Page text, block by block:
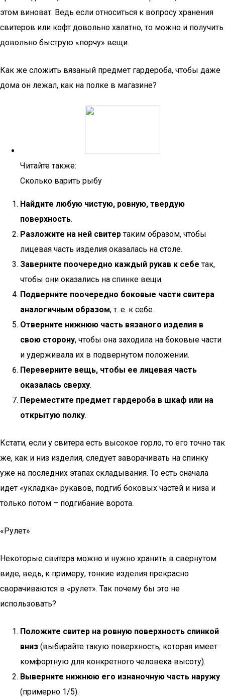
этом виноват. Ведь если относиться к вопросу хранения
свитеров или кофт довольно халатно, то можно и получить
довольно быструю «порчу» вещи.
Как же сложить вязаный предмет гардероба, чтобы даже
дома он лежал, как на полке в магазине?
Читайте также:
Сколько варить рыбу
Найдите любую чистую, ровную, твердую
поверхность.
Разложите на ней свитертаким образом, чтобы
лицевая часть изделия оказалась на столе.
Заверните поочередно каждый рукав к себе так,
чтобы они оказались на спинке вещи.
Подверните поочередно боковые части свитера
аналогичным образом, т. е. к себе.
Отверните нижнюю часть вязаного изделия в
свою сторону, чтобы она заходила на боковые части
и удерживала их в подвернутом положении.
Переверните вещь, чтобы ее лицевая часть
оказалась сверху.
Переместите предмет гардероба в шкаф или на
открытую полку.
Кстати, если у свитера есть высокое горло, то его точно так
же, как и низ изделия, следует заворачивать на спинку
уже на последних этапах складывания. То есть сначала
идет «укладка» рукавов, подгиб боковых частей и низа и
только потом – подгибание ворота.
«Рулет»
Некоторые свитера можно и нужно хранить в свернутом
виде, ведь, к примеру, тонкие изделия прекрасно
сворачиваются в «рулет». Так почему бы это не
использовать?
Положите свитер на ровную поверхность спинкой
вниз (выбирайте такую поверхность, которая имеет
комфортную для конкретного человека высоту).
Выверните нижнюю его изнаночную часть наружу
(примерно 1/5).